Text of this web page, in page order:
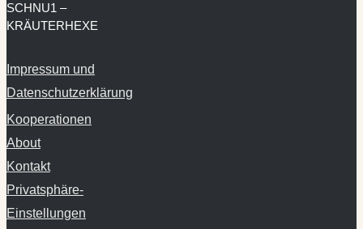
SCHNU1 –
KRÄUTERHEXE
Impressum und
Datenschutzerklärung
Kooperationen
About
Kontakt
Privatsphäre-
Einstellungen